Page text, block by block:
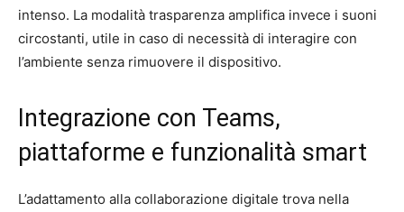
intenso. La modalità trasparenza amplifica invece i suoni
circostanti, utile in caso di necessità di interagire con
l’ambiente senza rimuovere il dispositivo.
Integrazione con Teams,
piattaforme e funzionalità smart
L’adattamento alla collaborazione digitale trova nella